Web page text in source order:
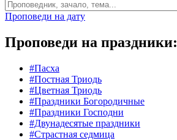
Проповеди на дату
Проповеди на праздники:
#Пасха
#Постная Триодь
#Цветная Триодь
#Праздники Богородичные
#Праздники Господни
#Двунадесятые праздники
#Страстная седмица